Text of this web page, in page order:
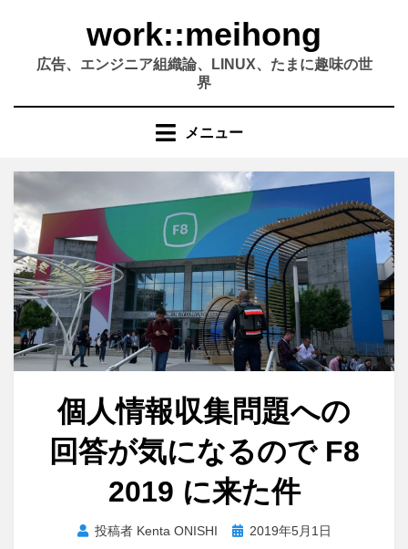
work::meihong
広告、エンジニア組織論、LINUX、たまに趣味の世
界
メニュー
個人情報収集問題への
回答が気になるので F8
2019 に来た件
投稿者 Kenta ONISHI
投 2019年5月1日